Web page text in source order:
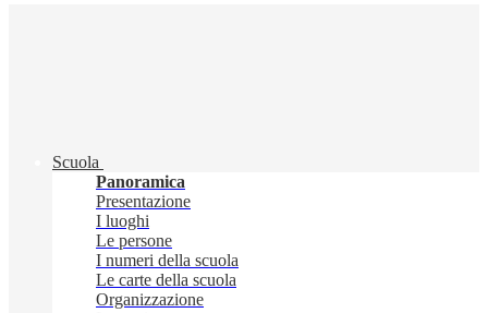
Scuola
Panoramica
Presentazione
I luoghi
Le persone
I numeri della scuola
Le carte della scuola
Organizzazione